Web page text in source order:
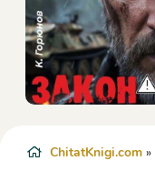
ChitatKnigi.com »